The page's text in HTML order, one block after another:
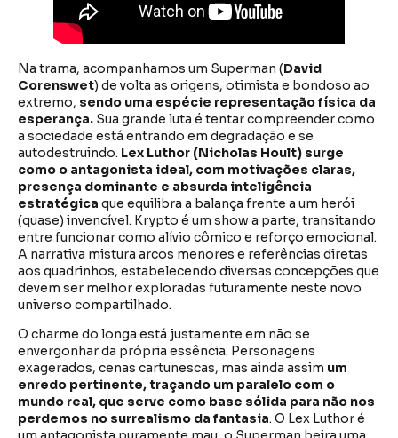
Na trama, acompanhamos um Superman (David
Corenswet) de volta as origens, otimista e bondoso ao
extremo, sendo uma espécie representação física da
esperança. Sua grande luta é tentar compreender como
a sociedade está entrando em degradação e se
autodestruindo. Lex Luthor (Nicholas Hoult) surge
como o antagonista ideal, com motivações claras,
presença dominante e absurda inteligência
estratégica que equilibra a balança frente a um herói
(quase) invencível. Krypto é um show a parte, transitando
entre funcionar como alívio cômico e reforço emocional.
A narrativa mistura arcos menores e referências diretas
aos quadrinhos, estabelecendo diversas concepções que
devem ser melhor exploradas futuramente neste novo
universo compartilhado.
O charme do longa está justamente em não se
envergonhar da própria essência. Personagens
exagerados, cenas cartunescas, mas ainda assim um
enredo pertinente, traçando um paralelo com o
mundo real, que serve como base sólida para não nos
perdemos no surrealismo da fantasia. O Lex Luthor é